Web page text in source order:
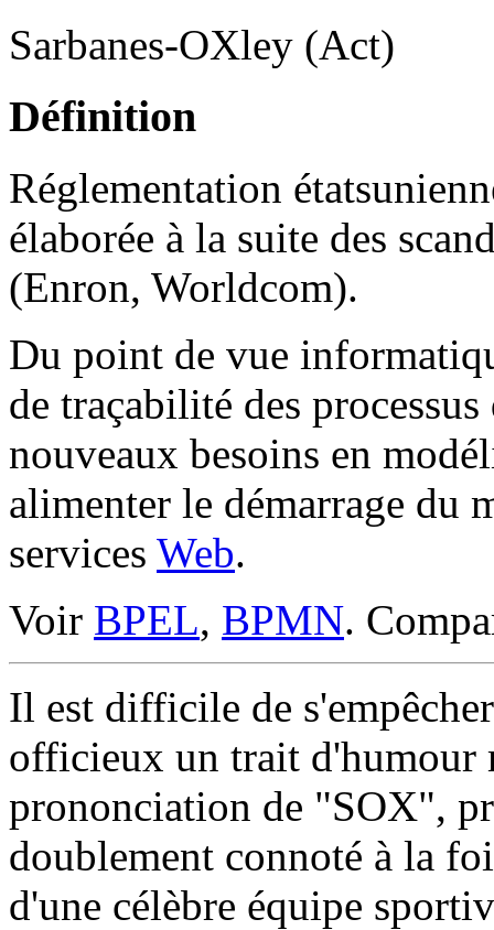
Sarbanes-OXley (Act)
Définition
Réglementation
élaborée à la suite des
(Enron, Worldcom).
Du point de vue
de traçabilité des
nouveaux besoins en
alimenter le démarrage du
services Web.
Voir BPEL, BPMN.
Il est difficile de
officieux un trait d'humour
prononciation de "SOX",
doublement connoté à la
d'une célèbre équipe